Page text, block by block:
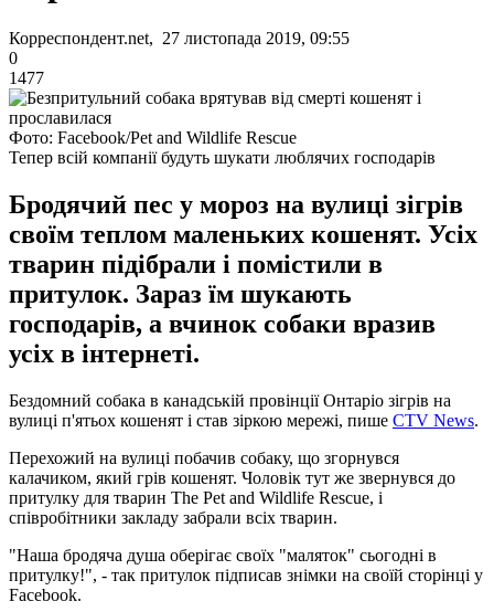
Корреспондент.net, 27 листопада 2019, 09:55
0
1477
Фото: Facebook/Pet and Wildlife Rescue
Тепер всій компанії будуть шукати люблячих господарів
Бродячий пес у мороз на вулиці зігрів
своїм теплом маленьких кошенят. Усіх
тварин підібрали і помістили в
притулок. Зараз їм шукають
господарів, а вчинок собаки вразив
усіх в інтернеті.
Бездомний собака в канадській провінції Онтаріо зігрів на
вулиці п'ятьох кошенят і став зіркою мережі, пише CTV News.
Перехожий на вулиці побачив собаку, що згорнувся
калачиком, який грів кошенят. Чоловік тут же звернувся до
притулку для тварин The Pet and Wildlife Rescue, і
співробітники закладу забрали всіх тварин.
"Наша бродяча душа оберігає своїх "маляток" сьогодні в
притулку!", - так притулок підписав знімки на своїй сторінці у
Facebook.